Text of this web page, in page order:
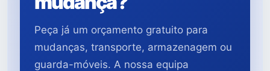
Peça já um orçamento gratuito para
mudanças, transporte, armazenagem ou
guarda-móveis. A nossa equipa